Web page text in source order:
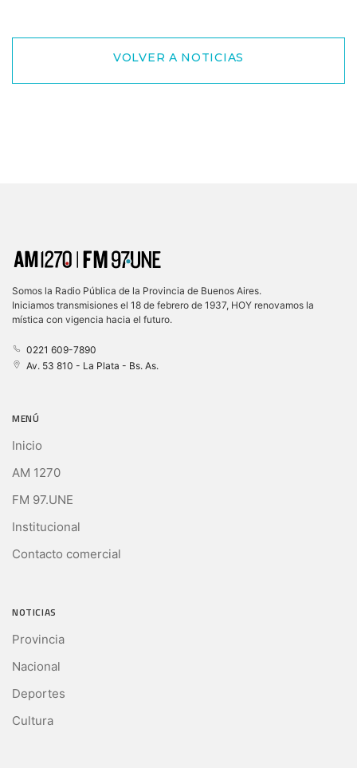
VOLVER A NOTICIAS
Somos la Radio Pública de la Provincia de Buenos Aires.
Iniciamos transmisiones el 18 de febrero de 1937, HOY renovamos la
mística con vigencia hacia el futuro.
0221 609-7890
Av. 53 810 - La Plata - Bs. As.
MENÚ
Inicio
AM 1270
FM 97.UNE
Institucional
Contacto comercial
NOTICIAS
Provincia
Nacional
Deportes
Cultura